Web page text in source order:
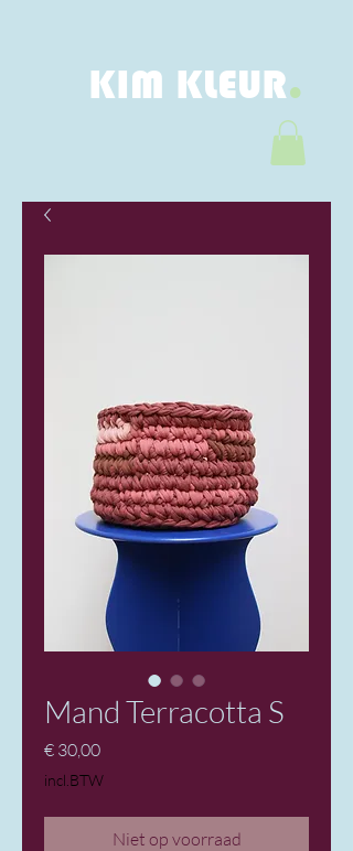
KIM KLEUR.
Mand Terracotta S
€ 30,00Prijs
incl.BTW
Niet op voorraad